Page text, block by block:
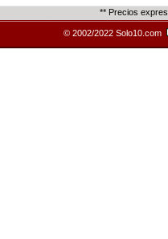
** Precios
© 2002/2022 Solo10.com